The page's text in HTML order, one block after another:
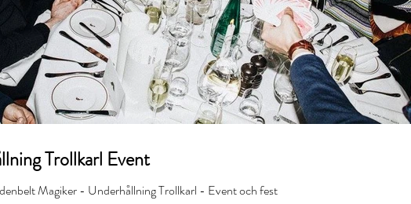
Trollkarl Event
Magiker - Underhållning Trollkarl - Event och fest